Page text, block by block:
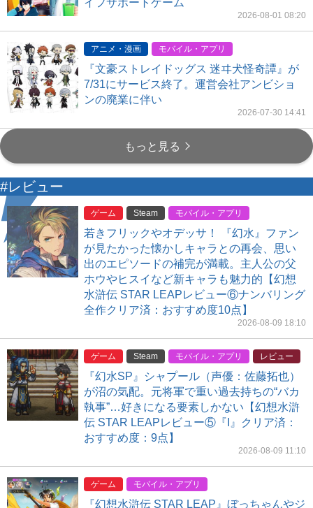
イフサポートゲーム
2026-08-01 08:20
アニメ・漫画 モバイル・アプリ
『文豪ストレイドッグス 迷ヰ犬怪奇譚』が
7/31にサービス終了。運営会社アンビショ
ンの廃業に伴い
2026-07-30 14:41
もっと見る
#レビュー
ゲーム Steam モバイル・アプリ
若きフリックやオデッサ！ 『幻水』ファン
が見たかった懐かしキャラとの再会、思い
出のエピソードの補完が満載。主人公の父
ホウやヒスイなど新キャラも魅力的【幻想
水滸伝 STAR LEAPレビュー⑥ナンバリング
全作クリア済：おすすめ度10点】
2026-08-09 18:10
ゲーム Steam モバイル・アプリ レビュー
『幻水SP』シャプール（声優：佐藤拓也）
が沼の気配。元将軍で重い過去持ちの“バカ
執事”…好きになる要素しかない【幻想水滸
伝 STAR LEAPレビュー⑤『I』クリア済：
おすすめ度：9点】
2026-08-09 11:10
ゲーム モバイル・アプリ
『幻想水滸伝 STAR LEAP』ぼっちゃんやジ